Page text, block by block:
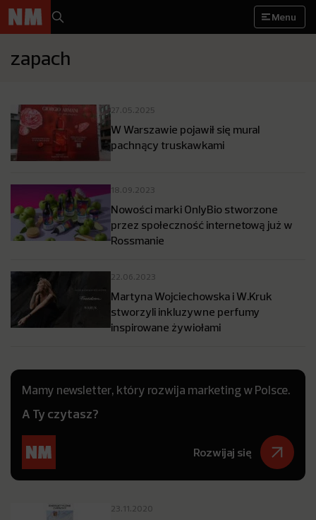
Menu
zapach
27.05.2025
W Warszawie pojawił się mural
pachnący truskawkami
18.09.2023
Nowości marki OnlyBio stworzone
przez społeczność internetową już w
Rossmanie
22.06.2023
Martyna Wojciechowska i W.Kruk
stworzyli inkluzywne perfumy
inspirowane żywiołami
Mamy newsletter, który rozwija marketing w Polsce.
A Ty czytasz?
Rozwijaj się
23.11.2020